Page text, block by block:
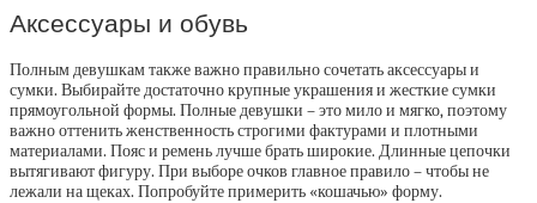
Аксессуары и обувь
Полным девушкам также важно правильно сочетать аксессуары и
сумки. Выбирайте достаточно крупные украшения и жесткие сумки
прямоугольной формы. Полные девушки – это мило и мягко, поэтому
важно оттенить женственность строгими фактурами и плотными
материалами. Пояс и ремень лучше брать широкие. Длинные цепочки
вытягивают фигуру. При выборе очков главное правило – чтобы не
лежали на щеках. Попробуйте примерить «кошачью» форму.